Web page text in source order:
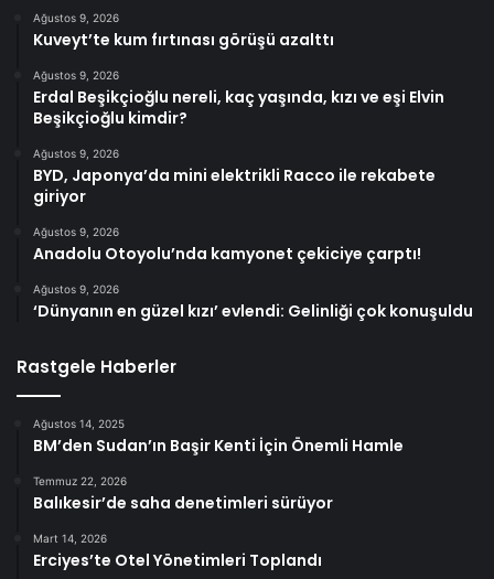
Ağustos 9, 2026
Kuveyt’te kum fırtınası görüşü azalttı
Ağustos 9, 2026
Erdal Beşikçioğlu nereli, kaç yaşında, kızı ve eşi Elvin
Beşikçioğlu kimdir?
Ağustos 9, 2026
BYD, Japonya’da mini elektrikli Racco ile rekabete
giriyor
Ağustos 9, 2026
Anadolu Otoyolu’nda kamyonet çekiciye çarptı!
Ağustos 9, 2026
‘Dünyanın en güzel kızı’ evlendi: Gelinliği çok konuşuldu
Rastgele Haberler
Ağustos 14, 2025
BM’den Sudan’ın Başir Kenti İçin Önemli Hamle
Temmuz 22, 2026
Balıkesir’de saha denetimleri sürüyor
Mart 14, 2026
Erciyes’te Otel Yönetimleri Toplandı